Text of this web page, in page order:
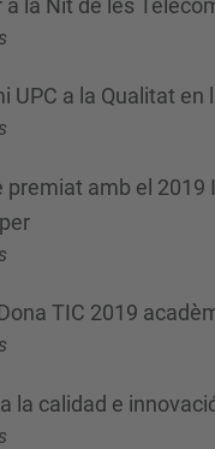
UPC a la Qualitat
amb el
TIC 2019
la calidad e